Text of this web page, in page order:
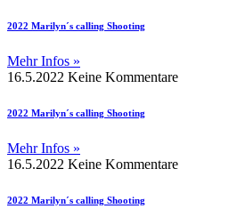
2022 Marilyn´s calling Shooting
Mehr Infos »
16.5.2022 Keine Kommentare
2022 Marilyn´s calling Shooting
Mehr Infos »
16.5.2022 Keine Kommentare
2022 Marilyn´s calling Shooting